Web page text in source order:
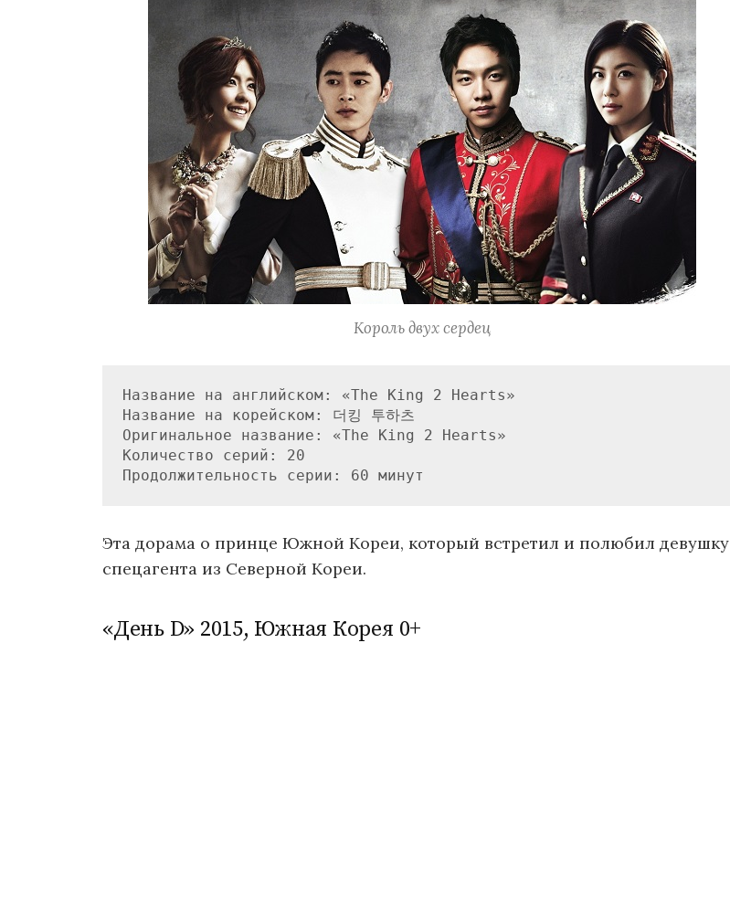
Король двух сердец
Название на английском: «The King 2 Hearts»
Название на корейском: 더킹 투하츠
Оригинальное название: «The King 2 Hearts»
Количество серий: 20
Эта дорама о принце Южной Кореи, который встретил и полюбил девушку
спецагента из Северной Кореи.
«День D» 2015, Южная Корея 0+